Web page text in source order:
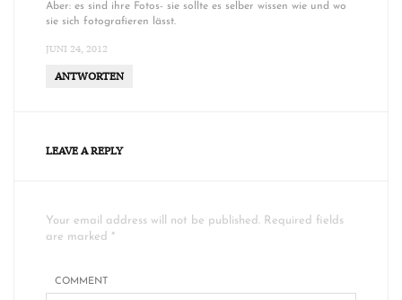
Aber: es sind ihre Fotos- sie sollte es selber wissen wie und wo
sie sich fotografieren lässt.
JUNI 24, 2012
ANTWORTEN
LEAVE A REPLY
Your email address will not be published. Required fields
are marked *
COMMENT